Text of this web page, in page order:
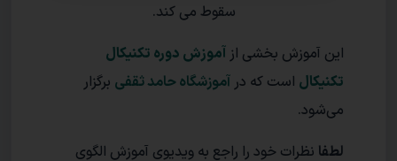
سقوط می کند.
این آموزش بخشی از آموزش دوره تکنیکال
تکنیکال است که در آموزشگاه حامد ثقفی برگزار
می‌شود.
لطفا نظرات خود را راجع به ویدیوی آموزش الگوی